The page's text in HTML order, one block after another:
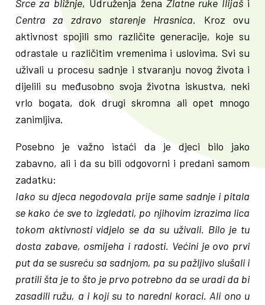
Srce za bližnje, Udruženja žena Zlatne ruke Ilijaši
Centra za zdravo starenje Hrasnica. Kroz ovu
aktivnost spojili smo različite generacije, koje su
odrastale u različitim vremenima i uslovima. Svi su
uživali u procesu sadnje i stvaranju novog života i
dijelili su međusobno svoja životna iskustva, neki
vrlo bogata, dok drugi skromna ali opet mnogo
zanimljiva.
Posebno je važno istaći da je djeci bilo jako
zabavno, ali i da su bili odgovorni i predani samom
zadatku:
Iako su djeca negodovala prije same sadnje i pitala
se kako će sve to izgledati, po njihovim izrazima lica
tokom aktivnosti vidjelo se da su uživali. Bilo je tu
dosta zabave, osmijeha i radosti. Većini je ovo prvi
put da se susreću sa sadnjom, pa su pažljivo slušali i
pratili šta je to što je prvo potrebno da se uradi da bi
zasadili ružu, a i koji su to naredni koraci. Ali ono u